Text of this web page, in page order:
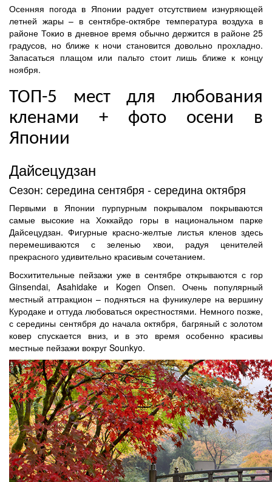
Осенняя погода в Японии радует отсутствием изнуряющей
летней жары – в сентябре-октябре температура воздуха в
районе Токио в дневное время обычно держится в районе 25
градусов, но ближе к ночи становится довольно прохладно.
Запасаться плащом или пальто стоит лишь ближе к концу
ноября.
ТОП-5 мест для любования
кленами + фото осени в
Японии
Дайсецудзан
Сезон: середина сентября - середина октября
Первыми в Японии пурпурным покрывалом покрываются
самые высокие на Хоккайдо горы в национальном парке
Дайсецудзан. Фигурные красно-желтые листья кленов здесь
перемешиваются с зеленью хвои, радуя ценителей
прекрасного удивительно красивым сочетанием.
Восхитительные пейзажи уже в сентябре открываются с гор
Ginsendai, Asahidake и Kogen Onsen. Очень популярный
местный аттракцион – подняться на фуникулере на вершину
Куродаке и оттуда любоваться окрестностями. Немного позже,
с середины сентября до начала октября, багряный с золотом
ковер спускается вниз, и в это время особенно красивы
местные пейзажи вокруг Sounkyo.